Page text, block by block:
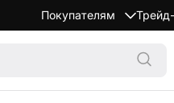
Покупателям